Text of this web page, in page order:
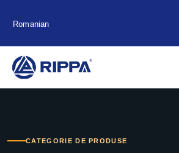
Romanian
CATEGORIE DE PRODUSE